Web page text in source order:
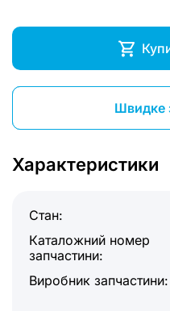
Швидке
Характеристики
Стан:
Каталожний номер
запчастини:
Виробник запчастини: